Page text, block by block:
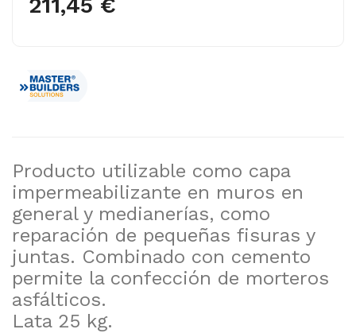
Producto utilizable como capa
impermeabilizante en muros en
general y medianerías, como
reparación de pequeñas fisuras y
juntas. Combinado con cemento
permite la confección de morteros
asfálticos.
Lata 25 kg.